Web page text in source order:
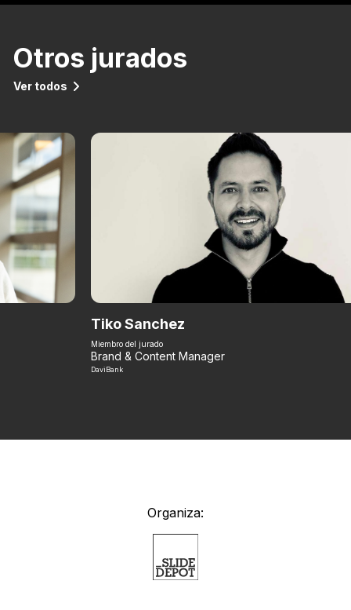
Otros jurados
Ver todos
Tiko Sanchez
Miembro del jurado
Brand & Content Manager
DaviBank
Organiza: